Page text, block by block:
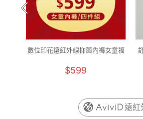
數位印花遠紅外線抑菌內褲女童福
$599
遠紅